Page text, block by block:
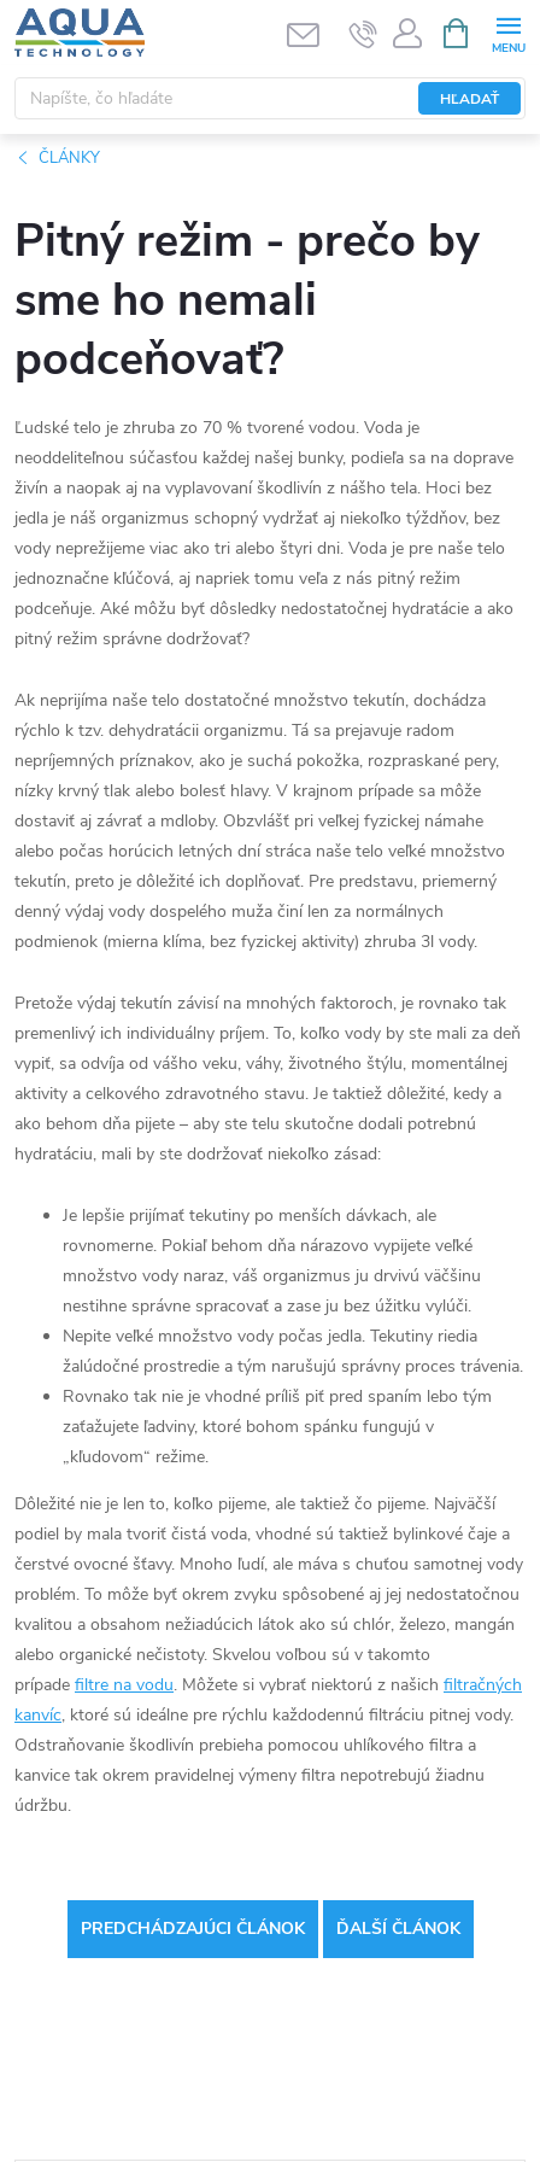
Prejsť
na
obsah
HĽADAŤ
KOŠÍK
ČLÁNKY
Pitný režim - prečo by
sme ho nemali
podceňovať?
Ľudské telo je zhruba zo 70 % tvorené vodou. Voda je
neoddeliteľnou súčasťou každej našej bunky, podieľa sa na doprave
živín a naopak aj na vyplavovaní škodlivín z nášho tela. Hoci bez
jedla je náš organizmus schopný vydržať aj niekoľko týždňov, bez
vody neprežijeme viac ako tri alebo štyri dni. Voda je pre naše telo
jednoznačne kľúčová, aj napriek tomu veľa z nás pitný režim
podceňuje. Aké môžu byť dôsledky nedostatočnej hydratácie a ako
pitný režim správne dodržovať?
Ak neprijíma naše telo dostatočné množstvo tekutín, dochádza
rýchlo k tzv. dehydratácii organizmu. Tá sa prejavuje radom
nepríjemných príznakov, ako je suchá pokožka, rozpraskané pery,
nízky krvný tlak alebo bolesť hlavy. V krajnom prípade sa môže
dostaviť aj závrať a mdloby. Obzvlášť pri veľkej fyzickej námahe
alebo počas horúcich letných dní stráca naše telo veľké množstvo
tekutín, preto je dôležité ich doplňovať. Pre predstavu, priemerný
denný výdaj vody dospelého muža činí len za normálnych
podmienok (mierna klíma, bez fyzickej aktivity) zhruba 3l vody.
Pretože výdaj tekutín závisí na mnohých faktoroch, je rovnako tak
premenlivý ich individuálny príjem. To, koľko vody by ste mali za deň
vypiť, sa odvíja od vášho veku, váhy, životného štýlu, momentálnej
aktivity a celkového zdravotného stavu. Je taktiež dôležité, kedy a
ako behom dňa pijete – aby ste telu skutočne dodali potrebnú
hydratáciu, mali by ste dodržovať niekoľko zásad:
Je lepšie prijímať tekutiny po menších dávkach, ale
rovnomerne. Pokiaľ behom dňa nárazovo vypijete veľké
množstvo vody naraz, váš organizmus ju drvivú väčšinu
nestihne správne spracovať a zase ju bez úžitku vylúči.
Nepite veľké množstvo vody počas jedla. Tekutiny riedia
žalúdočné prostredie a tým narušujú správny proces trávenia.
Rovnako tak nie je vhodné príliš piť pred spaním lebo tým
zaťažujete ľadviny, ktoré bohom spánku fungujú v
„kľudovom“ režime.
Dôležité nie je len to, koľko pijeme, ale taktiež čo pijeme. Najväčší
podiel by mala tvoriť čistá voda, vhodné sú taktiež bylinkové čaje a
čerstvé ovocné šťavy. Mnoho ľudí, ale máva s chuťou samotnej vody
problém. To môže byť okrem zvyku spôsobené aj jej nedostatočnou
kvalitou a obsahom nežiadúcich látok ako sú chlór, železo, mangán
alebo organické nečistoty. Skvelou voľbou sú v takomto
prípade filtre na vodu. Môžete si vybrať niektorú z našich filtračných
kanvíc, ktoré sú ideálne pre rýchlu každodennú filtráciu pitnej vody.
Odstraňovanie škodlivín prebieha pomocou uhlíkového filtra a
kanvice tak okrem pravidelnej výmeny filtra nepotrebujú žiadnu
údržbu.
PREDCHÁDZAJÚCI ČLÁNOK ĎALŠÍ ČLÁNOK